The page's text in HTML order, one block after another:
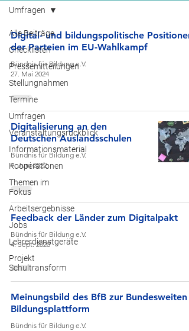
Alle Beiträge
Checklisten
Pressemitteilungen
Stellungnahmen
Termine
Umfragen
Veranstaltungsrückblick
Informationsmaterial
Kooperationen
Themen im
Fokus
Arbeitsergebnisse
Jobs
Lehrerdienstgeräte
Projekt
Schultransform
Umfragen
Digital- und bildungspolitische Positionen
der Parteien im EU-Wahlkampf
Bündnis für Bildung e.V.
27. Mai 2024
Digitalisierung an den
Deutschen Auslandsschulen
Bündnis für Bildung e.V.
9. Juni 2022
Feedback der Länder zum Digitalpakt
Bündnis für Bildung e.V.
4. Sept. 2020
Meinungsbild des BfB zur Bundesweiten
Bildungsplattform
Bündnis für Bildung e.V.